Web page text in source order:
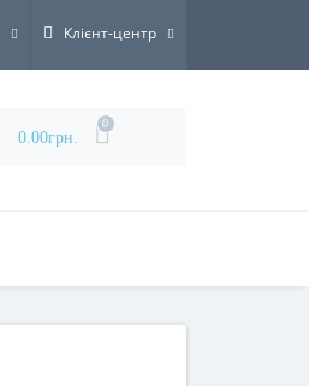
Клієнт-центр
0.00грн.
0